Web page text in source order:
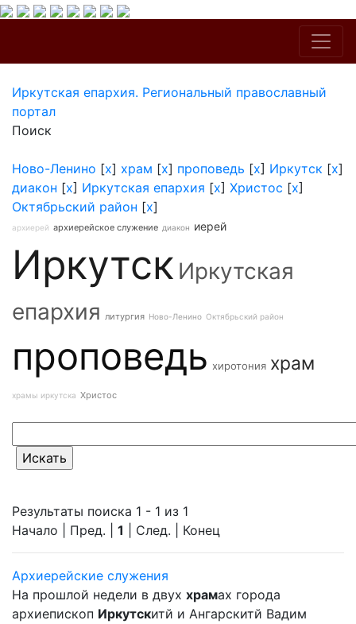
Иркутская епархия. Региональный православный
портал
Поиск
Ново-Ленино [x] храм [x] проповедь [x] Иркутск [x]
диакон [x] Иркутская епархия [x] Христос [x]
Октябрьский район [x]
архиерей архиерейское служение диакон иерей
Иркутск Иркутская
епархия литургия Ново-Ленино Октябрьский район
проповедь хиротония храм
храмы иркутска Христос
Результаты поиска 1 - 1 из 1
Начало | Пред. | 1 | След. | Конец
Архиерейские служения
На прошлой недели в двух храмах города
архиепископ Иркутскитй и Ангарскитй Вадим